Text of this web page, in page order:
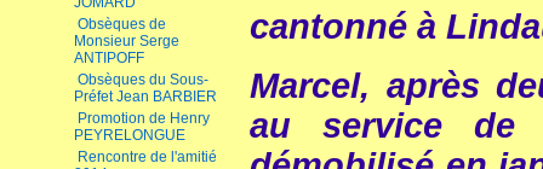
Obsèques de
Monsieur Serge
ANTIPOFF
Obsèques du Sous-
Préfet Jean BARBIER
Promotion de Henry
PEYRELONGUE
Rencontre de l'amitié
cantonné à
Marcel, après
au service de